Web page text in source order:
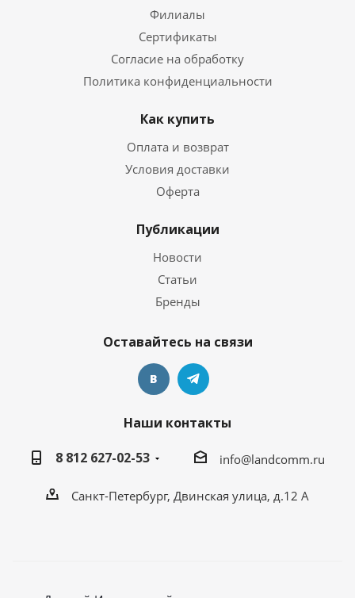
Филиалы
Сертификаты
Согласие на обработку
Политика конфиденциальности
Как купить
Оплата и возврат
Условия доставки
Оферта
Публикации
Новости
Статьи
Бренды
Оставайтесь на связи
Наши контакты
8 812 627-02-53
info@landcomm.ru
Санкт-Петербург, Двинская улица, д.12 А